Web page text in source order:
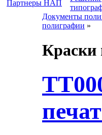
Партнеры НАП
Документы
полиграфии »
Краски